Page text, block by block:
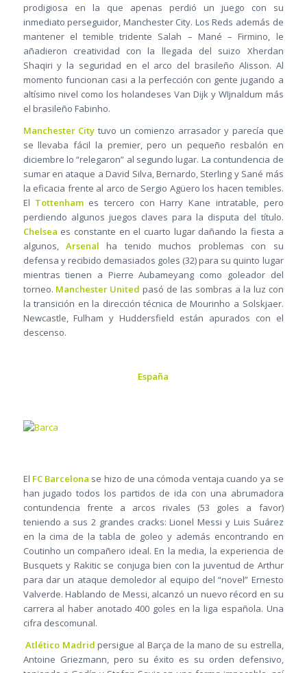
prodigiosa en la que apenas perdió un juego con su
inmediato perseguidor, Manchester City. Los Reds además de
mantener el temible tridente Salah – Mané – Firmino, le
añadieron creatividad con la llegada del suizo Xherdan
Shaqiri y la seguridad en el arco del brasileño Alisson. Al
momento funcionan casi a la perfección con gente jugando a
altísimo nivel como los holandeses Van Dijk y WIjnaldum más
el brasileño Fabinho.
Manchester Citytuvo un comienzo arrasador y parecía que
se llevaba fácil la premier, pero un pequeño resbalón en
diciembre lo “relegaron” al segundo lugar. La contundencia de
sumar en ataque a David Silva, Bernardo, Sterling y Sané más
la eficacia frente al arco de Sergio Agüero los hacen temibles.
El Tottenhames tercero con Harry Kane intratable, pero
perdiendo algunos juegos claves para la disputa del título.
Chelsea es constante en el cuarto lugar dañando la fiesta a
algunos, Arsenal ha tenido muchos problemas con su
defensa y recibido demasiados goles (32) para su quinto lugar
mientras tienen a Pierre Aubameyang como goleador del
torneo. Manchester United pasó de las sombras a la luz con
la transición en la dirección técnica de Mourinho a Solskjaer.
Newcastle, Fulham y Huddersfield están apurados con el
descenso.
España
El FC Barcelona se hizo de una cómoda ventaja cuando ya se
han jugado todos los partidos de ida con una abrumadora
contundencia frente a arcos rivales (53 goles a favor)
teniendo a sus 2 grandes cracks: Lionel Messi y Luis Suárez
en la cima de la tabla de goleo y además encontrando en
Coutinho un compañero ideal. En la media, la experiencia de
Busquets y Rakitic se conjuga bien con la juventud de Arthur
para dar un ataque demoledor al equipo del “novel” Ernesto
Valverde. Hablando de Messi, alcanzó un nuevo récord en su
carrera al haber anotado 400 goles en la liga española. Una
cifra descomunal.
Atlético Madrid persigue al Barça de la mano de su estrella,
Antoine Griezmann, pero su éxito es su orden defensivo,